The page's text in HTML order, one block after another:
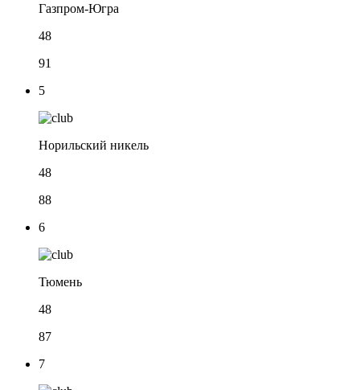
Газпром-Югра
48
91
5
Норильский никель
48
88
6
Тюмень
48
87
7